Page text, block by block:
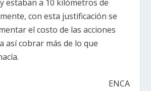
estaban a 10 kilómetros de
con esta justificación se
el costo de las acciones
así cobrar más de lo que
ENCA